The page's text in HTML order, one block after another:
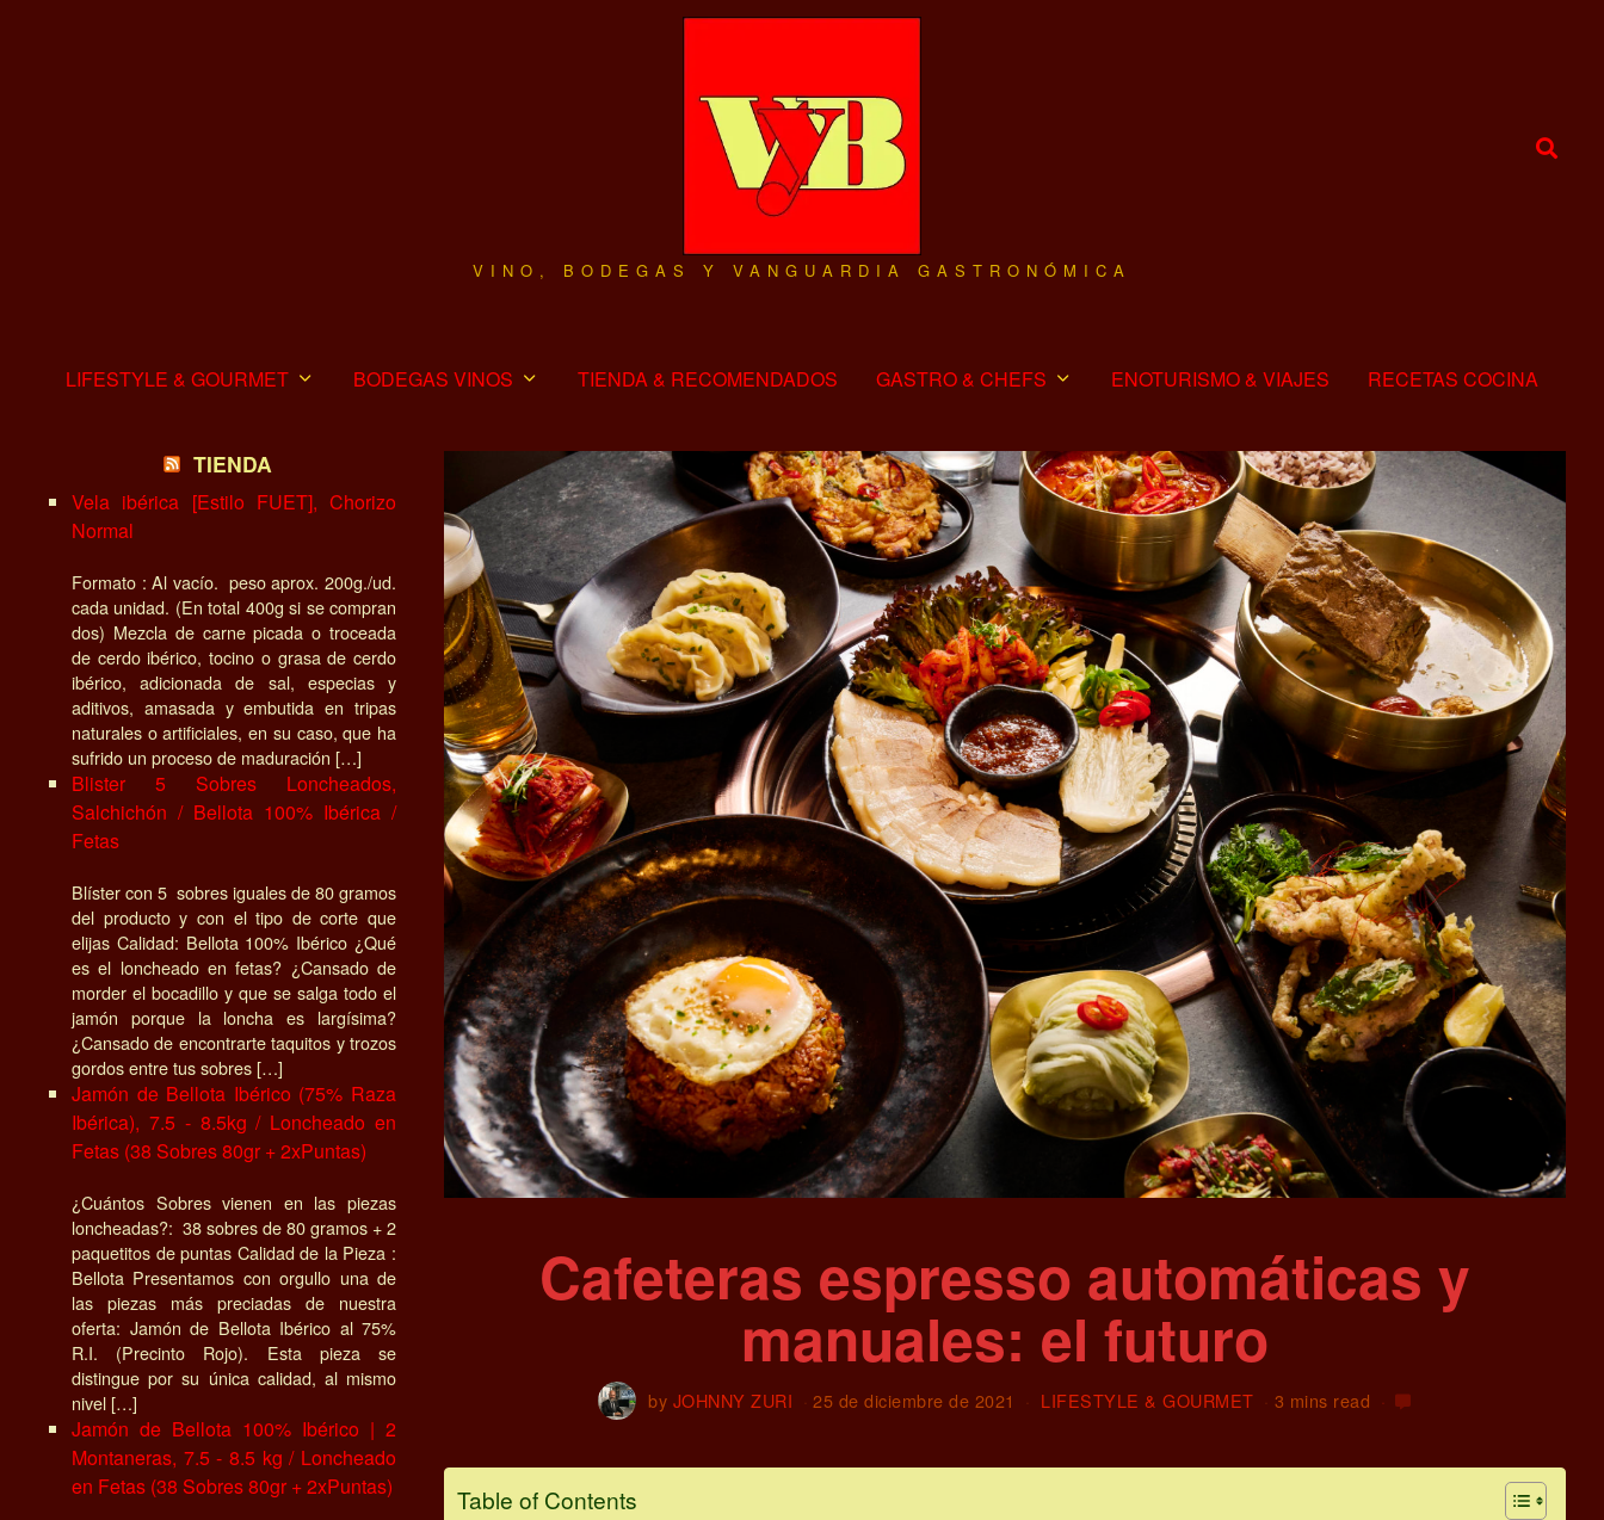
VINO, BODEGAS Y VANGUARDIA GASTRONÓMICA
LIFESTYLE & GOURMET BODEGAS VINOS TIENDA & RECOMENDADOS GASTRO & CHEFS ENOTURISMO & VIAJES RECETAS COCINA
Cafeteras espresso automáticas y
manuales: el futuro
by JOHNNY ZURI 25 de diciembre de 2021 LIFESTYLE & GOURMET 3 mins read
Table of Contents
TIENDA
Vela ibérica [Estilo FUET], Chorizo
Normal
Formato : Al vacío. peso aprox. 200g./ud.
cada unidad. (En total 400g si se compran
dos) Mezcla de carne picada o troceada
de cerdo ibérico, tocino o grasa de cerdo
ibérico, adicionada de sal, especias y
aditivos, amasada y embutida en tripas
naturales o artificiales, en su caso, que ha
sufrido un proceso de maduración […]
Blister 5 Sobres Loncheados,
Salchichón / Bellota 100% Ibérica /
Fetas
Blíster con 5 sobres iguales de 80 gramos
del producto y con el tipo de corte que
elijas Calidad: Bellota 100% Ibérico ¿Qué
es el loncheado en fetas? ¿Cansado de
morder el bocadillo y que se salga todo el
jamón porque la loncha es largísima?
¿Cansado de encontrarte taquitos y trozos
gordos entre tus sobres […]
Jamón de Bellota Ibérico (75% Raza
Ibérica), 7.5 - 8.5kg / Loncheado en
Fetas (38 Sobres 80gr + 2xPuntas)
¿Cuántos Sobres vienen en las piezas
loncheadas?: 38 sobres de 80 gramos + 2
paquetitos de puntas Calidad de la Pieza :
Bellota Presentamos con orgullo una de
las piezas más preciadas de nuestra
oferta: Jamón de Bellota Ibérico al 75%
R.I. (Precinto Rojo). Esta pieza se
distingue por su única calidad, al mismo
nivel […]
Jamón de Bellota 100% Ibérico | 2
Montaneras, 7.5 - 8.5 kg / Loncheado
en Fetas (38 Sobres 80gr + 2xPuntas)